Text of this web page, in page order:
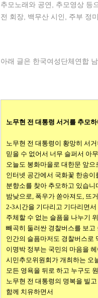
추모노래와 공연, 추모영상 등
전 회장, 백무산 시인, 주부 정
아래 글은 한국여성단체연합
노무현 전 대통령 서거를 추모하
노무현 전 대통령이 황망히 서
믿을 수 없어서 너무 슬퍼서 아
오늘도 봉화마을로 대한문 앞으
인터넷 공간에서 국화꽃 한송이
분향소를 찾아 추모하고 있습니
밤낮으로, 폭우가 쏟아져도, 뜨
2-3시간을 기다리고 기다리면
주체할 수 없는 슬픔을 나누기
빼곡히 둘러싼 경찰버스를 보
인간의 슬픔마저도 경찰버스로
이명박 정부는 국민의 마음을
시민추모위원회가 개최하는 오
모든 영욕을 뒤로 하고 누구도
노무현 전 대통령의 명복을 빌
함께 치유하면서